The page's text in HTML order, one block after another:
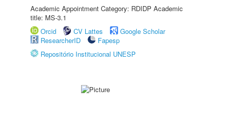
Academic Appointment Category: RDIDP Academic
title: MS-3.1
Orcid
CV Lattes
Google Scholar
ResearcherID
Fapesp
Repositório Institucional UNESP